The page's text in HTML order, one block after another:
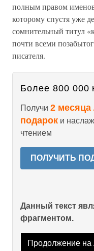
полным правом
которому спустя уже
сомнительный титул
почти всеми
писателя.
Более 800 000
Получи 2 месяца
подарок и
чтением
ПОЛУЧИТЬ
Данный текст
фрагментом.
Продолжение на